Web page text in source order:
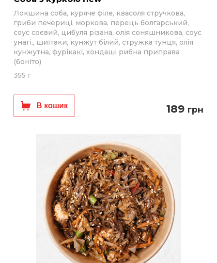
Локшина соба, куряче філе, квасоля стручкова,
гриби печериці, моркова, перець болгарський,
соус соєвий, цибуля різана, олія соняшникова, соус
унагі,, шиїтаки, кунжут білий, стружка тунця, олія
кунжутна, фурікакі, хондаші рибна приправа
(боніто)
355 г
В кошик 189 грн